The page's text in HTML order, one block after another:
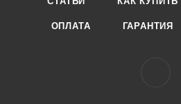
ОПЛАТА ГАРАНТИЯ